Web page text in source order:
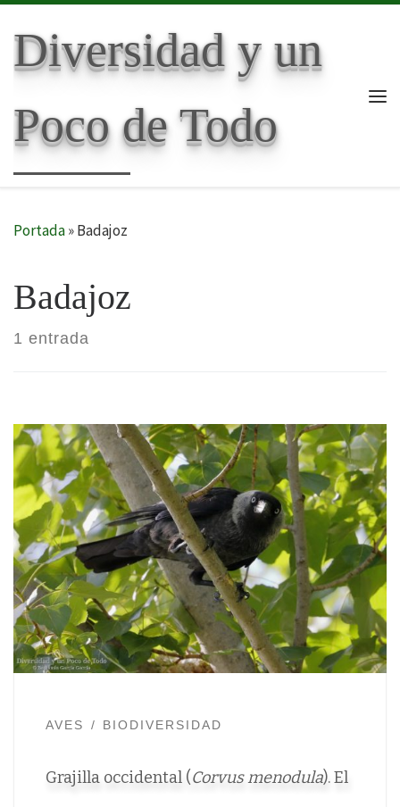
Diversidad y un
Poco de Todo
Portada»Badajoz
Badajoz
1 entrada
AVES BIODIVERSIDAD
Grajilla occidental (Corvus menodula). El